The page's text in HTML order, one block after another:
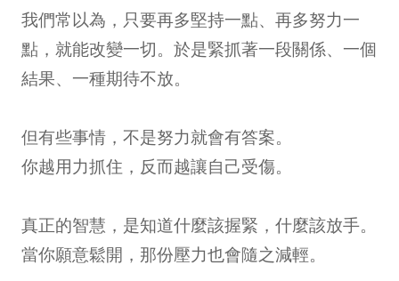
我們常以為，只要再多堅持一點、再多努力一
點，就能改變一切。於是緊抓著一段關係、一個
結果、一種期待不放。
但有些事情，不是努力就會有答案。
你越用力抓住，反而越讓自己受傷。
真正的智慧，是知道什麼該握緊，什麼該放手。
當你願意鬆開，那份壓力也會隨之減輕。